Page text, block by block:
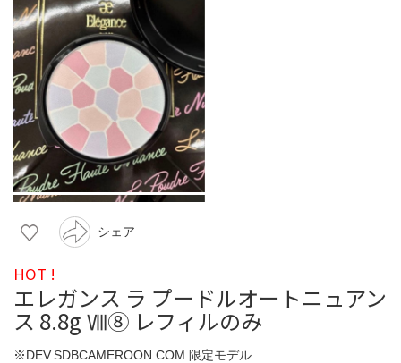
シェア
HOT !
エレガンス ラ プードルオートニュアン
ス 8.8g Ⅷ⑧ レフィルのみ
※DEV.SDBCAMEROON.COM 限定モデル